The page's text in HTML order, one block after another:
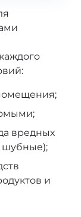
вредных
шубные);
и